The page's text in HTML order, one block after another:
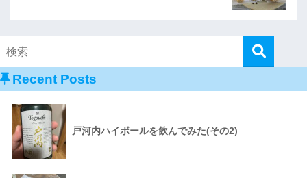
Recent Posts
戸河内ハイボールを飲んでみた(その2)